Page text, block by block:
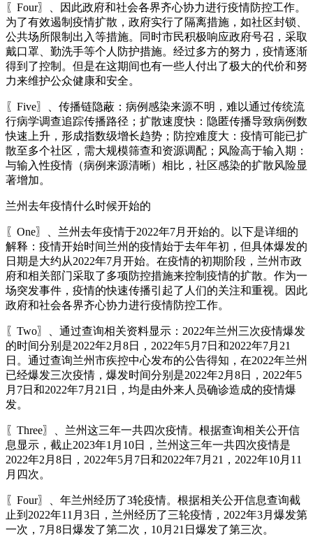
〖Four〗、因此政府和社会各界齐心协力进行疫情防控工作。
为了有效遏制疫情扩散，政府实行了隔离措施，如社区封锁、
公共场所限制出入等措施。同时市民积极响应政府号召，采取
戴口罩、勤洗手等个人防护措施。经过多方的努力，疫情逐渐
得到了控制。但是在这期间也有一些人付出了极大的代价和努
力来维护公众健康和安全。
〖Five〗、传播链隐蔽：病例感染来源不明，难以通过传统流
行病学调查追踪传播路径；扩散速度快：隐匿传播导致病例数
快速上升，形成指数级增长趋势；防控难度大：疫情可能已扩
散至多个社区，需大规模筛查和资源调配；风险高于输入期：
与输入性疫情（病例来源清晰）相比，社区感染的扩散风险显
著增加。
兰州去年疫情什么时候开始的
〖One〗、兰州去年疫情于2022年7月开始的。以下是详细的
解释：疫情开始时间兰州的疫情始于去年年初，但具体爆发的
日期是大约从2022年7月开始。在疫情的初期阶段，兰州市政
府和相关部门采取了多项防控措施来控制疫情的扩散。作为一
场突发事件，疫情的快速传播引起了人们的关注和重视。因此
政府和社会各界齐心协力进行疫情防控工作。
〖Two〗、通过查询相关资料显示：2022年兰州三次疫情爆发
的时间分别是2022年2月8日，2022年5月7日和2022年7月21
日。通过查询兰州市疾控中心发布的公告得知，在2022年兰州
已经爆发三次疫情，爆发时间分别是2022年2月8日，2022年5
月7日和2022年7月21日，均是由外来人员确诊造成的疫情爆
发。
〖Three〗、兰州这三年一共四次疫情。根据查询相关公开信
息显示，截止2023年1月10日，兰州这三年一共四次疫情是
2022年2月8日，2022年5月7日和2022年7月21，2022年10月11
月四次。
〖Four〗、年兰州经历了3轮疫情。根据相关公开信息查询截
止到2022年11月3日，兰州经历了三轮疫情，2022年3月爆发第
一次，7月8日爆发了第二次，10月21日爆发了第三次。